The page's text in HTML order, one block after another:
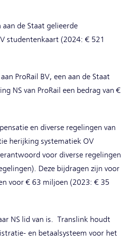
de Staat gelieerde
studentenkaart (2024: € 521
ProRail BV, een aan de Staat
NS van ProRail een bedrag van €
en diverse regelingen van
herijking systematiek OV
voor diverse regelingen
Deze bijdragen zijn voor
voor € 63 miljoen (2023: € 35
NS lid van is. Translink houdt
en betaalsysteem voor het